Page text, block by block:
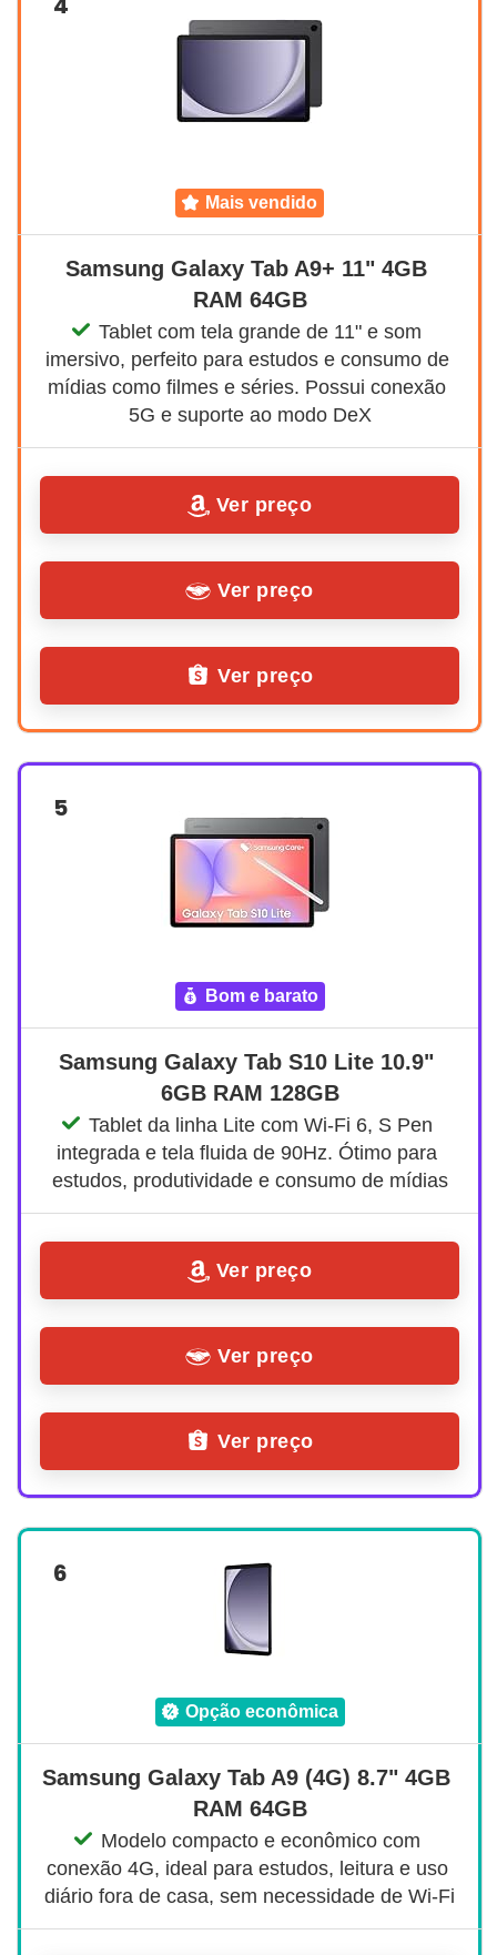
mais vendido
Samsung Galaxy Tab A9+ 11" 4GB
RAM 64GB
Tablet com tela grande de 11" e som
imersivo, perfeito para estudos e consumo de
mídias como filmes e séries. Possui conexão
5G e suporte ao modo DeX
Ver preço
Ver preço
Ver preço
5
bom e barato
Samsung Galaxy Tab S10 Lite 10.9"
6GB RAM 128GB
Tablet da linha Lite com Wi-Fi 6, S Pen
integrada e tela fluida de 90Hz. Ótimo para
estudos, produtividade e consumo de mídias
Ver preço
Ver preço
Ver preço
6
opção econômica
Samsung Galaxy Tab A9 (4G) 8.7" 4GB
RAM 64GB
Modelo compacto e econômico com
conexão 4G, ideal para estudos, leitura e uso
diário fora de casa, sem necessidade de Wi-Fi